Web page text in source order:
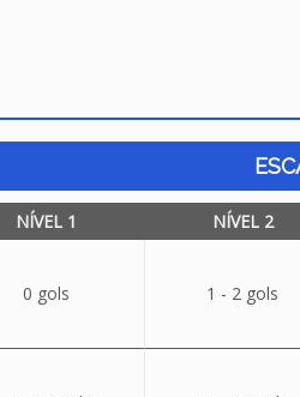
NÍVEL 1 NÍVEL 2
0 gols 1 - 2 gols